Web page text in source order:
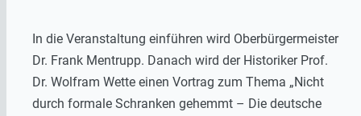
In die Veranstaltung einführen wird Oberbürgermeister
Dr. Frank Mentrupp. Danach wird der Historiker Prof.
Dr. Wolfram Wette einen Vortrag zum Thema „Nicht
durch formale Schranken gehemmt – Die deutsche